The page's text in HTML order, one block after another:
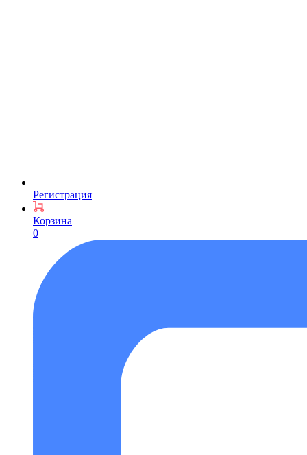
Регистрация
Корзина
0